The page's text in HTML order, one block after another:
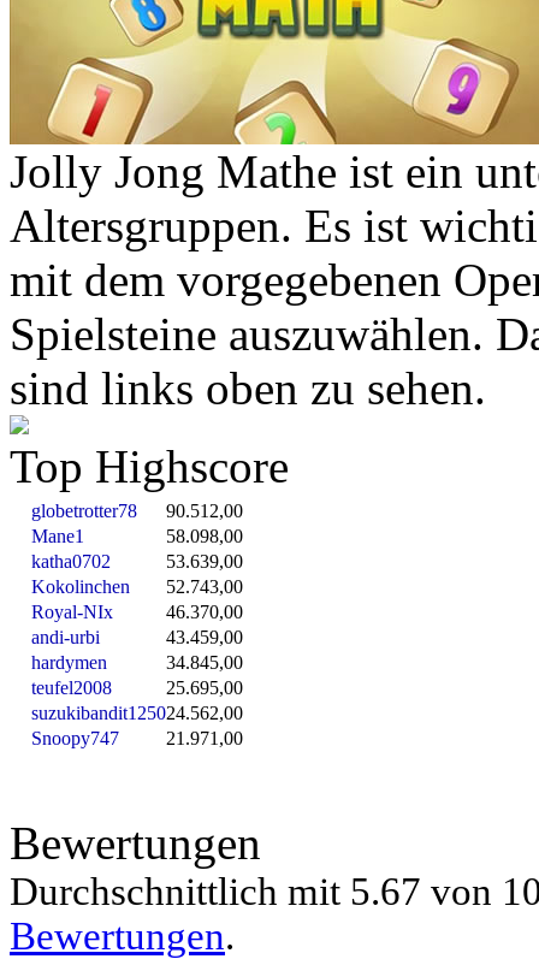
Jolly Jong Mathe ist ein
Altersgruppen. Es ist
mit dem vorgegebenen
Spielsteine auszuwählen.
sind links oben zu sehen.
Top Highscore
globetrotter78
90.512,00
Mane1
58.098,00
katha0702
53.639,00
Kokolinchen
52.743,00
Royal-NIx
46.370,00
andi-urbi
43.459,00
hardymen
34.845,00
teufel2008
25.695,00
suzukibandit125024.562,00
Snoopy747
21.971,00
Bewertungen
Durchschnittlich mit 5.67 von
Bewertungen.